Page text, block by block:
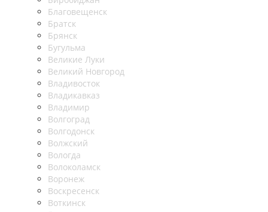
Благовещенск
Братск
Брянск
Бугульма
Великие Луки
Великий Новгород
Владивосток
Владикавказ
Владимир
Волгоград
Волгодонск
Волжский
Вологда
Волоколамск
Воронеж
Воскресенск
Воткинск